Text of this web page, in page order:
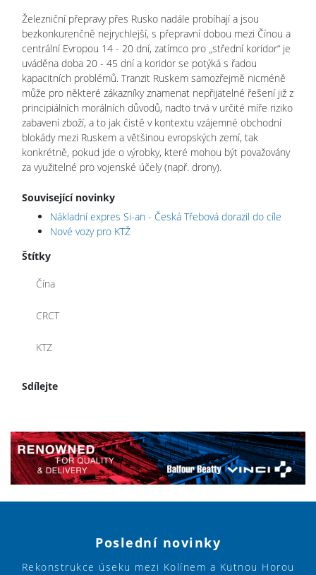
Železniční přepravy přes Rusko nadále probíhají a jsou
bezkonkurenčně nejrychlejší, s přepravní dobou mezi Čínou a
centrální Evropou 14 - 20 dní, zatímco pro „střední koridor“ je
uváděna doba 20 - 45 dní a koridor se potýká s řadou
kapacitních problémů. Tranzit Ruskem samozřejmě nicméně
může pro některé zákazníky znamenat nepřijatelné řešení již z
principiálních morálních důvodů, nadto trvá v určité míře riziko
zabavení zboží, a to jak čistě v kontextu vzájemné obchodní
blokády mezi Ruskem a většinou evropských zemí, tak
konkrétně, pokud jde o výrobky, které mohou být považovány
za využitelné pro vojenské účely (např. drony).
Související novinky
Nákladní expres Si-an - Česká Třebová dorazil do cíle
Nové vozy pro KTŽ
Štítky
Čína
CRCT
KTZ
Sdílejte
Poslední novinky
Rekonstrukce úseku mezi Kolínem a Kutnou Horou